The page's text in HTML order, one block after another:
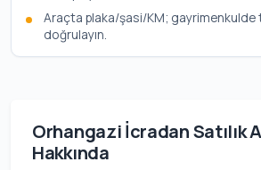
Araçta plaka/şasi/KM; gayrimenkulde
doğrulayın.
Orhangazi İcradan Satılık
Hakkında